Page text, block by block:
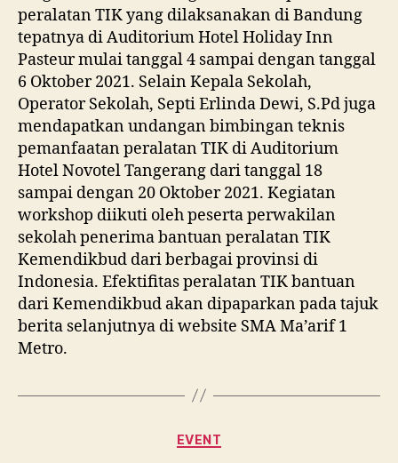
peralatan TIK yang dilaksanakan di Bandung
tepatnya di Auditorium Hotel Holiday Inn
Pasteur mulai tanggal 4 sampai dengan tanggal
6 Oktober 2021. Selain Kepala Sekolah,
Operator Sekolah, Septi Erlinda Dewi, S.Pd juga
mendapatkan undangan bimbingan teknis
pemanfaatan peralatan TIK di Auditorium
Hotel Novotel Tangerang dari tanggal 18
sampai dengan 20 Oktober 2021. Kegiatan
workshop diikuti oleh peserta perwakilan
sekolah penerima bantuan peralatan TIK
Kemendikbud dari berbagai provinsi di
Indonesia. Efektifitas peralatan TIK bantuan
dari Kemendikbud akan dipaparkan pada tajuk
berita selanjutnya di website SMA Ma’arif 1
Metro.
Kategori
EVENT